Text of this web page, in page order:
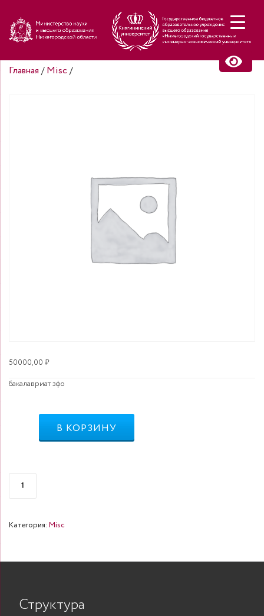
Главная /Misc/
50000,00 ₽
бакалавриат зфо
Количество
В КОРЗИНУ
Категория: Misc
Структура